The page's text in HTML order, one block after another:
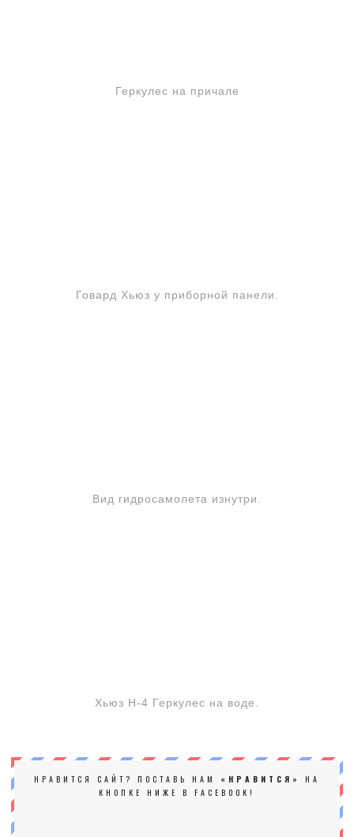
Геркулес на причале
Говард Хьюз у приборной панели.
Вид гидросамолета изнутри.
Хьюз Н-4 Геркулес на воде.
НРАВИТСЯ САЙТ? ПОСТАВЬ НАМ «НРАВИТСЯ»
НА
КНОПКЕ НИЖЕ В FACEBOOK!